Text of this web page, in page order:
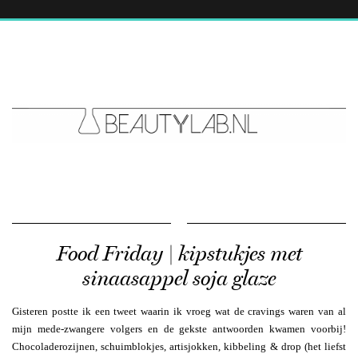
Food Friday | kipstukjes met
sinaasappel soja glaze
Gisteren postte ik een tweet waarin ik vroeg wat de cravings waren van al
mijn mede-zwangere volgers en de gekste antwoorden kwamen voorbij!
Chocoladerozijnen, schuimblokjes, artisjokken, kibbeling & drop (het liefst